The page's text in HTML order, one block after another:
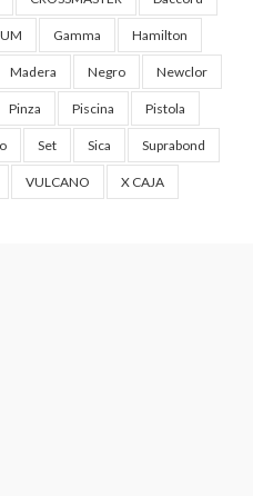
Gamma Hamilton
Madera Negro Newclor
Pinza Piscina Pistola
Set Sica Suprabond
VULCANO X CAJA